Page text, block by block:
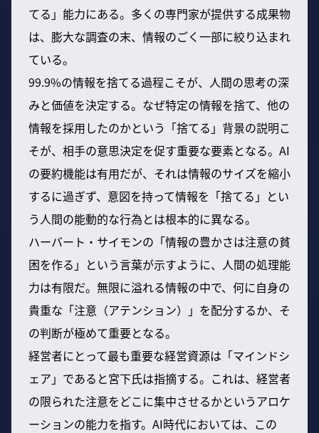
てる」能力にある。多くの専門家が提供する成果物
は、膨大な調査の末、情報のごく一部に絞り込まれ
ている。
99.9%の情報を捨てる過程こそが、人間の思考の深
みと価値を決定する。なぜ特定の情報を捨て、他の
情報を採用したのかという「捨てる」背景の説明こ
そが、相手の意思決定を促す重要な要素となる。AI
の要約機能は有用だが、それは情報のサイズを縮小
するに過ぎず、意図を持って情報を「捨てる」とい
う人間の能動的な行為とは根本的に異なる。
ハーバート・サイモンの「情報の豊かさは注意の貧
困を作る」という言葉が示すように、人間の処理能
力は有限だ。無限に溢れる情報の中で、何に自身の
貴重な「注意（アテンション）」を配分するか、そ
の判断が極めて重要となる。
経営者にとって最も重要な経営資源は「マインドシ
ェア」であると宮下氏は指摘する。これは、経営者
の限られた注意をどこに集中させるかというアロケ
ーションの能力を指す。AI時代においては、この